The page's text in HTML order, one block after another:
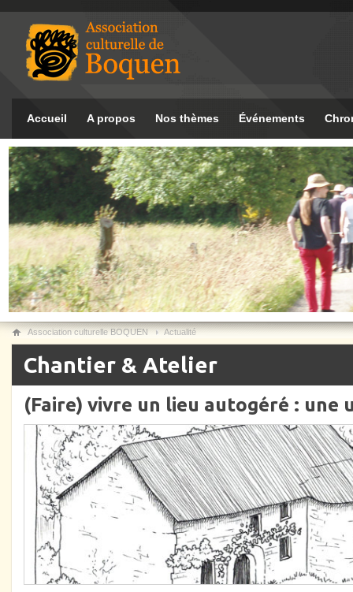
Accueil A propos Nos thèmes Événements
Association culturelle BOQUEN Actualité
Chantier & Atelier
(Faire) vivre un lieu autogéré : une